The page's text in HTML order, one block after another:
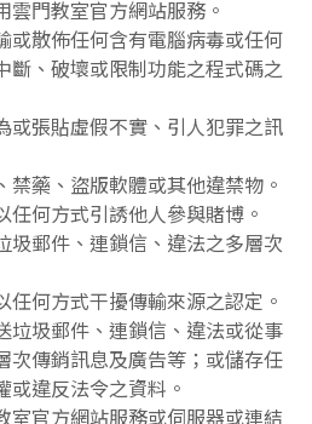
雲門教室官方網站服務。
或散佈任何含有電腦病毒或任何
斷、破壞或限制功能之程式碼之
或張貼虛假不實、引人犯罪之訊
禁藥、盜版軟體或其他違禁物。
任何方式引誘他人參與賭博。
圾郵件、連鎖信、違法之多層次
任何方式干擾傳輸來源之認定。
垃圾郵件、連鎖信、違法或從事
次傳銷訊息及廣告等；或儲存任
或違反法令之資料。
室官方網站服務或伺服器或連結